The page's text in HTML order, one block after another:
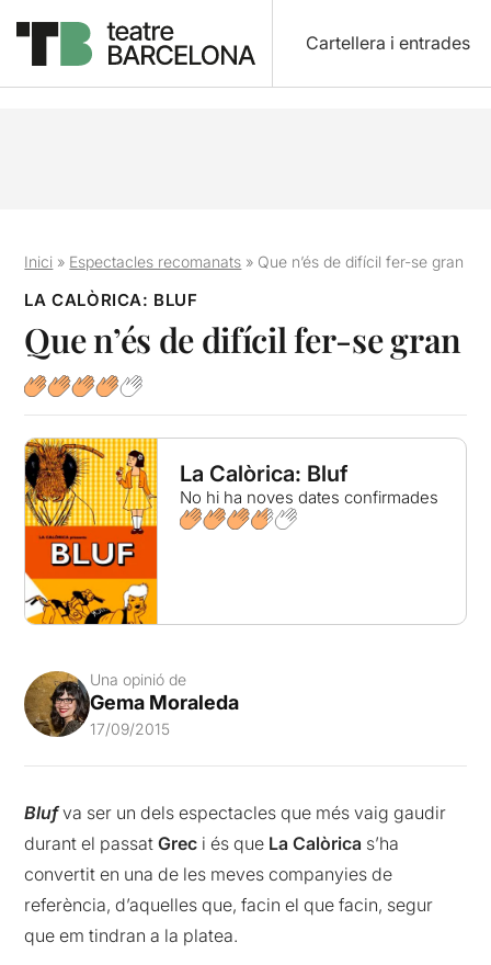
Cartellera i entrades
Inici » Espectacles recomanats » Que n’és de difícil fer-se gran
LA CALÒRICA: BLUF
Que n’és de difícil fer-se gran
La Calòrica: Bluf
No hi ha noves dates confirmades
Una opinió de
Gema Moraleda
17/09/2015
Bluf va ser un dels espectacles que més vaig gaudir
durant el passatGrec i és que La Calòrica s’ha
convertit en una de les meves companyies de
referència, d’aquelles que, facin el que facin, segur
que em tindran a la platea.